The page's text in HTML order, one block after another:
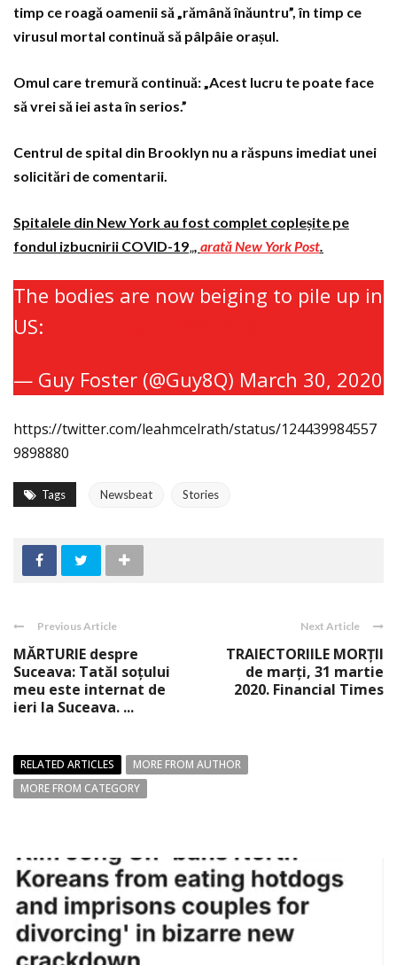
timp ce roagă oamenii să „rămână înăuntru”, în timp ce
virusul mortal continuă să pâlpâie orașul.
Omul care tremură continuă: „Acest lucru te poate face
să vrei să iei asta în serios.”
Centrul de spital din Brooklyn nu a răspuns imediat unei
solicitări de comentarii.
Spitalele din New York au fost complet copleșite pe
fondul izbucnirii COVID-19„, arată New York Post.
The bodies are now beiging to pile up in
US:
— Guy Foster (@Guy8Q) March 30, 2020
https://twitter.com/leahmcelrath/status/124439984557
9898880
Tags Newsbeat Stories
Previous Article
MĂRTURIE despre
Suceava: Tatăl soțului
meu este internat de
ieri la Suceava. ...
Next Article
TRAIECTORIILE MORŢII
de marţi, 31 martie
2020. Financial Times
RELATED ARTICLES
MORE FROM AUTHOR
MORE FROM CATEGORY